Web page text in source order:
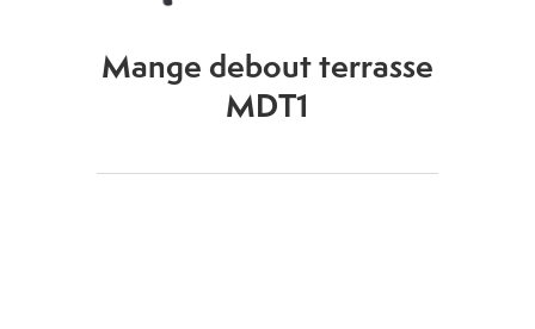
Mange debout terrasse
MDT1